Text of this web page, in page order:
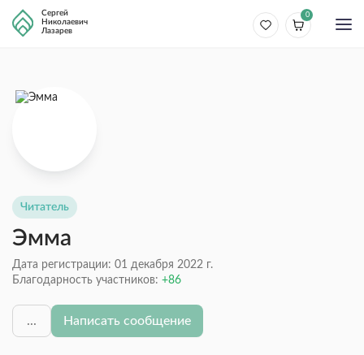
Сергей
Николаевич
Лазарев
0
Читатель
Эмма
Дата регистрации: 01 декабря 2022 г.
Благодарность участников:
86
... Написать сообщение